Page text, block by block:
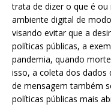
trata de dizer o que é
ambiente digital de
visando evitar que a
políticas públicas, a
pandemia, quando
isso, a coleta dos dados
de mensagem também
políticas públicas mais